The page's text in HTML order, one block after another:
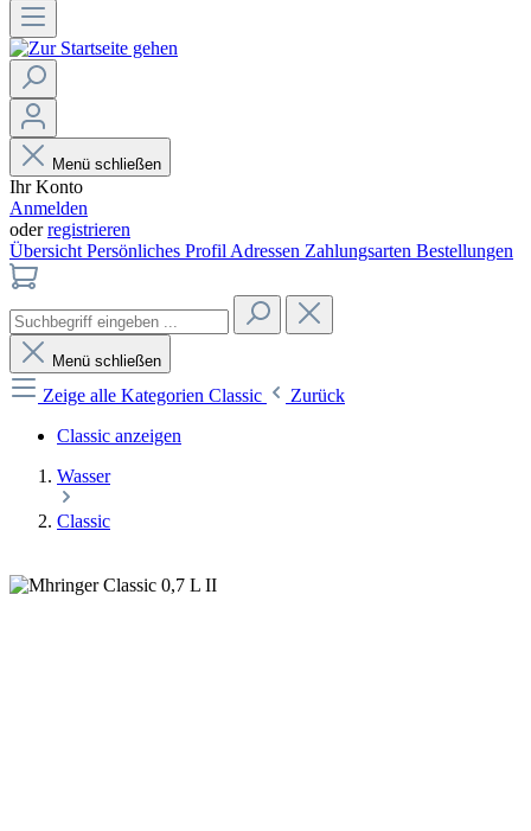
Menü schließen
Ihr Konto
Anmelden
oderregistrieren
Übersicht Persönliches Profil Adressen Zahlungsarten Bestellungen
Menü schließen
Zeige alle Kategorien Classic
Zurück
Classic anzeigen
Wasser
Classic